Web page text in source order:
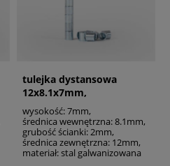
tulejka dystansowa
12x8.1x7mm,
galwanizowana
wysokość: 7mm,
średnica wewnętrzna: 8.1mm,
grubość ścianki: 2mm,
średnica zewnętrzna: 12mm,
materiał: stal galwanizowana